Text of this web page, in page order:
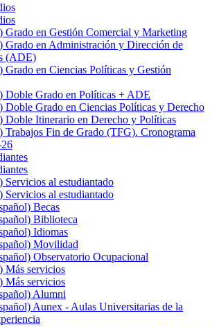
Grado en Gestión Comercial y Marketing
Grado en Administración y Dirección de
(ADE)
Grado en Ciencias Políticas y Gestión
Doble Grado en Políticas + ADE
Doble Grado en Ciencias Políticas y Derecho
Doble Itinerario en Derecho y Políticas
Trabajos Fin de Grado (TFG). Cronograma
Servicios al estudiantado
Servicios al estudiantado
Becas
Biblioteca
Idiomas
Movilidad
Observatorio Ocupacional
Más servicios
Más servicios
Alumni
Aunex - Aulas Universitarias de la